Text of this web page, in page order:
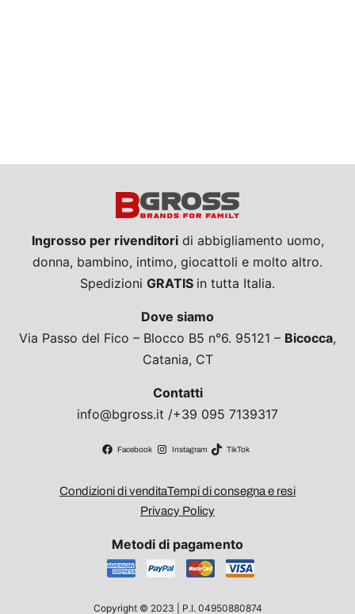
Ingrosso per rivenditoridi abbigliamento uomo,
donna, bambino, intimo, giocattoli e molto altro.
Spedizioni GRATIS in tutta Italia.
Dove siamo
Via Passo del Fico – Blocco B5 n°6. 95121 – Bicocca,
Catania, CT
Contatti
info@bgross.it /+39 095 7139317
Facebook Instagram TikTok
Condizioni di venditaTempi di consegna e resi
Privacy Policy
Metodi di pagamento
Copyright © 2023 | P.I. 04950880874